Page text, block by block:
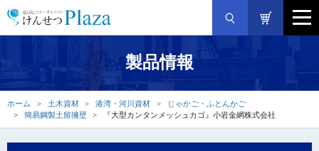
製品情報
ホーム 土木資材 港湾・河川資材
じゃかご・ふとんかご
簡易鋼製土留擁壁
『大型カンタンメッシュカゴ』小岩金網株式会社